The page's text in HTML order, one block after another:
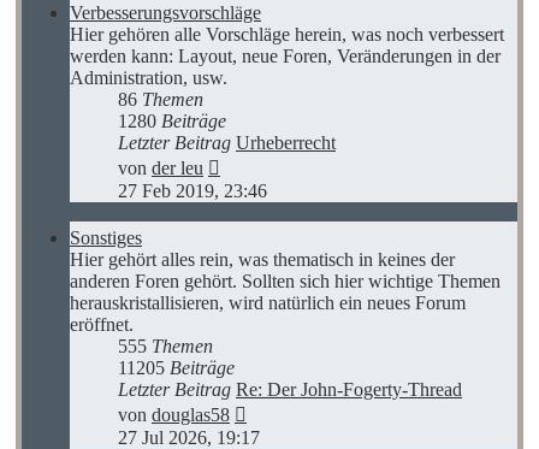
Verbesserungsvorschläge
Hier gehören alle Vorschläge herein, was noch verbessert
werden kann: Layout, neue Foren, Veränderungen in der
Administration, usw.
86 Themen
1280 Beiträge
Letzter Beitrag Urheberrecht
von der leu
Beitrag
27 Feb 2019, 23:46
Sonstiges
Hier gehört alles rein, was thematisch in keines der
anderen Foren gehört. Sollten sich hier wichtige Themen
herauskristallisieren, wird natürlich ein neues Forum
eröffnet.
555 Themen
11205 Beiträge
Letzter Beitrag Re: Der John-Fogerty-Thread
von douglas58
Beitrag
27 Jul 2026, 19:17